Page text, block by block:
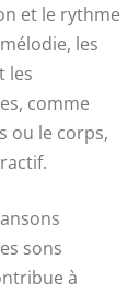
et le rythme
les
les
comme
ou le corps,
sons
à